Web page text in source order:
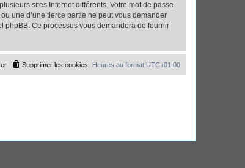
sites Internet différents. Votre mot de passe
une d’une tierce partie ne peut vous demander
phpBB. Ce processus vous demandera de fournir
Heures au format UTC+01:00
Supprimer les cookies